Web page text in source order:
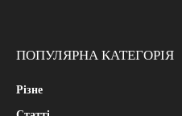
ПОПУЛЯРНА КАТЕГОРІЯ
Різне